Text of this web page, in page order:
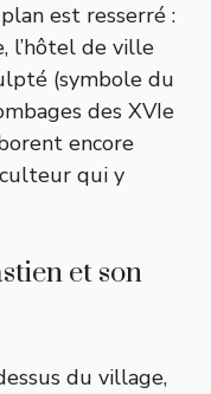
est resserré :
l’hôtel de ville
(symbole du
des XVIe
encore
qui y
et son
du village,